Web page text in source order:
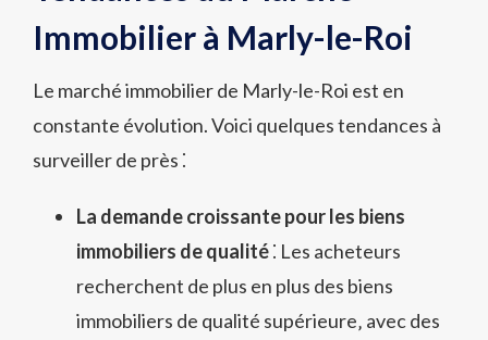
Immobilier à Marly-le-Roi
Le marché immobilier de Marly-le-Roi est en
constante évolution. Voici quelques tendances à
surveiller de près ⁚
La demande croissante pour les biens
immobiliers de qualité⁚ Les acheteurs
recherchent de plus en plus des biens
immobiliers de qualité supérieure‚ avec des